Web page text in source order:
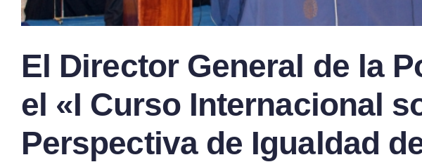
El Director General de la
el «I Curso Internacional
Perspectiva de Igualdad